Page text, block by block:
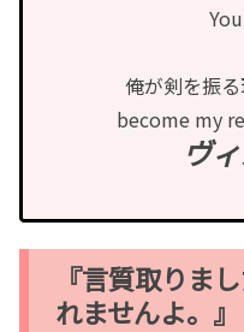
俺が剣を振る
become my
ヴ
『言質取りま
れませんよ。